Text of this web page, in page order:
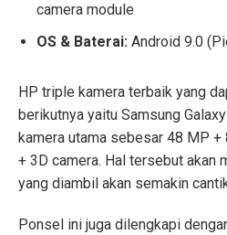
camera module
OS & Baterai: Android 9.0
HP triple kamera terbaik yang
berikutnya yaitu Samsung
kamera utama sebesar 48 MP +
+ 3D camera. Hal tersebut akan
yang diambil akan semakin
Ponsel ini juga dilengkapi